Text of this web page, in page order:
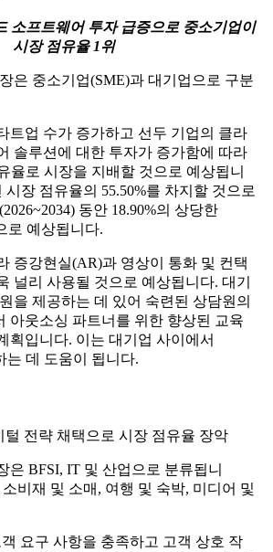
소프트웨어 투자 급증으로 중소기업이
시장 점유율 1위
은 중소기업(SME)과 대기업으로 구분
트업 수가 증가하고 선두 기업의 클라
솔루션에 대한 투자가 증가함에 따라
율로 시장을 지배할 것으로 예상됩니
시장 점유율의 55.50%를 차지할 것으로
동안 18.90%의 상당한
로 예상됩니다.
증강현실(AR)과 영상이 통화 및 컨택
널리 사용될 것으로 예상됩니다. 대기
을 제공하는 데 있어 숙련된 상담원의
아웃소싱 파트너를 위한 향상된 교육
획입니다. 이는 대기업 사이에서
는 데 도움이 됩니다.
전략 채택으로 시장 점유율 장악
은 BFSI, IT 및 산업으로 분류됩니
비재 및 소매, 여행 및 숙박, 미디어 및
요구 사항을 충족하고 고객 상호 작